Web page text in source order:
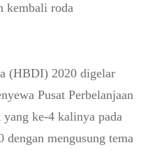
kembali roda
(HBDI) 2020 digelar
Pusat Perbelanjaan
ke-4 kalinya pada
dengan mengusung tema